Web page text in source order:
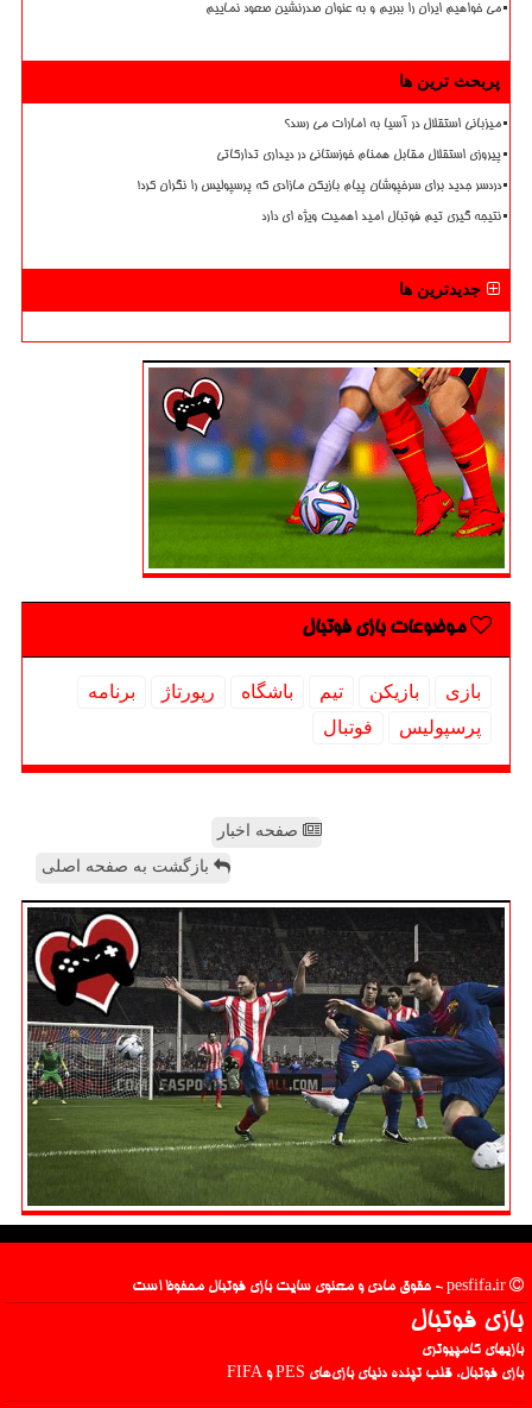
می خواهیم ایران را ببریم و به عنوان صدرنشین صعود نماییم
پربحث ترین ها
میزبانی استقلال در آسیا به امارات می رسد؟
پیروزی استقلال مقابل همنام خوزستانی در دیداری تدارکاتی
دردسر جدید برای سرخپوشان پیام بازیکن مازادی که پرسپولیس را نگران کرد!
نتیجه گیری تیم فوتبال امید اهمیت ویژه ای دارد
جدیدترین ها
موضوعات بازی فوتبال
بازی بازیكن تیم باشگاه رپورتاژ
برنامه
پرسپولیس
فوتبال
صفحه اخبار
بازگشت به صفحه اصلی
بازی فوتبال
بازیهای کامپیوتری
بازی فوتبال، قلب تپنده دنیای بازی‌های PES و FIFA